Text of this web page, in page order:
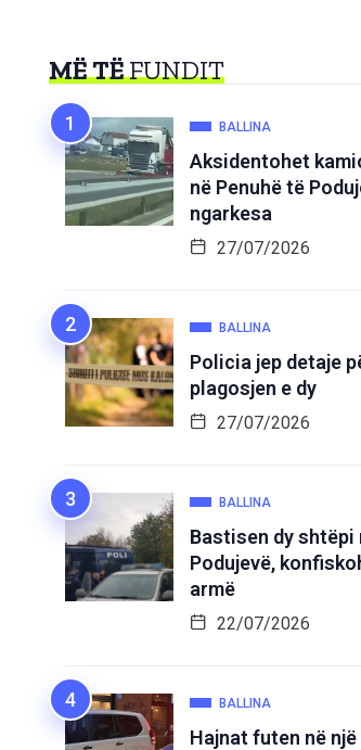
MË TËFUNDIT
BALLINA
Aksidentohet
në Penuhë të
ngarkesa
27/07/2026
BALLINA
Policia jep detaje
plagosjen e dy
27/07/2026
BALLINA
Bastisen dy shtëpi
Podujevë,
armë
22/07/2026
BALLINA
Hajnat futen në një